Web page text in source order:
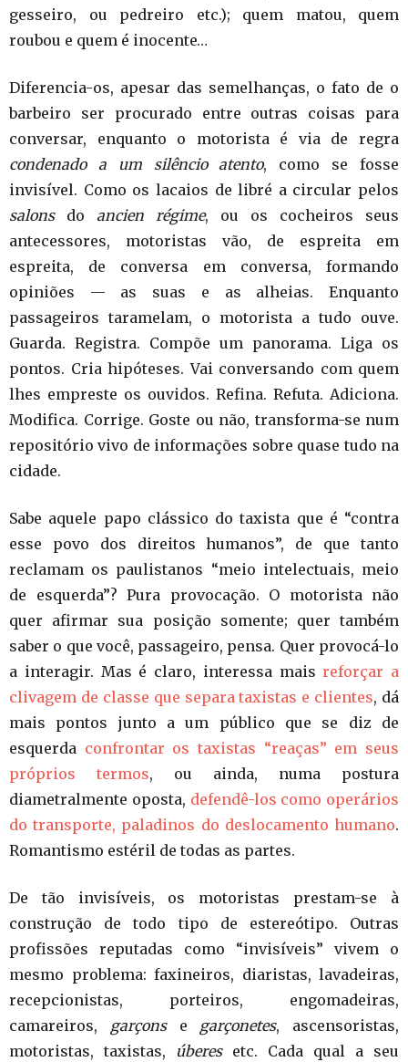
gesseiro, ou pedreiro etc.); quem matou, quem
roubou e quem é inocente…
Diferencia-os, apesar das semelhanças, o fato de o
barbeiro ser procurado entre outras coisas para
conversar, enquanto o motorista é via de regra
condenado a um silêncio atento, como se fosse
invisível. Como os lacaios de libré a circular pelos
salons do ancien régime, ou os cocheiros seus
antecessores, motoristas vão, de espreita em
espreita, de conversa em conversa, formando
opiniões — as suas e as alheias. Enquanto
passageiros taramelam, o motorista a tudo ouve.
Guarda. Registra. Compõe um panorama. Liga os
pontos. Cria hipóteses. Vai conversando com quem
lhes empreste os ouvidos. Refina. Refuta. Adiciona.
Modifica. Corrige. Goste ou não, transforma-se num
repositório vivo de informações sobre quase tudo na
cidade.
Sabe aquele papo clássico do taxista que é “contra
esse povo dos direitos humanos”, de que tanto
reclamam os paulistanos “meio intelectuais, meio
de esquerda”? Pura provocação. O motorista não
quer afirmar sua posição somente; quer também
saber o que você, passageiro, pensa. Quer provocá-lo
a interagir. Mas é claro, interessa maisreforçar a
clivagem de classe que separa taxistas e clientes, dá
mais pontos junto a um público que se diz de
esquerda confrontar os taxistas “reaças” em seus
próprios termos, ou ainda, numa postura
diametralmente oposta, defendê-los como operários
do transporte, paladinos do deslocamento humano.
Romantismo estéril de todas as partes.
De tão invisíveis, os motoristas prestam-se à
construção de todo tipo de estereótipo. Outras
profissões reputadas como “invisíveis” vivem o
mesmo problema: faxineiros, diaristas, lavadeiras,
recepcionistas, porteiros, engomadeiras,
camareiros, garçonse garçonetes, ascensoristas,
motoristas, taxistas, úberesetc. Cada qual a seu